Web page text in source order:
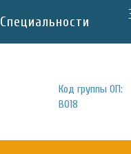
Специальности
Код группы ОП:
В018